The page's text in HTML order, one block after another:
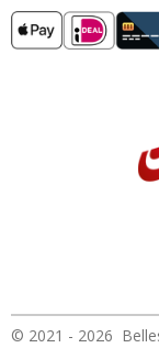
© 2021 - 2026